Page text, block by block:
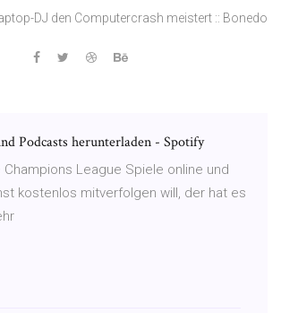
DJ den Computercrash meistert :: Bonedo
Podcasts herunterladen - Spotify
Champions League Spiele online und
kostenlos mitverfolgen will, der hat es